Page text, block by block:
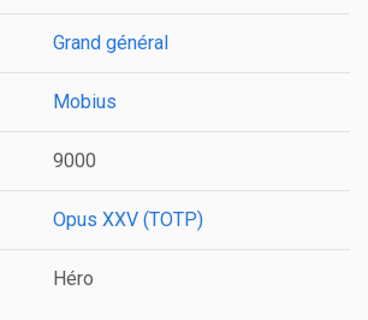
Grand général
Mobius
9000
Opus XXV (TOTP)
Héro